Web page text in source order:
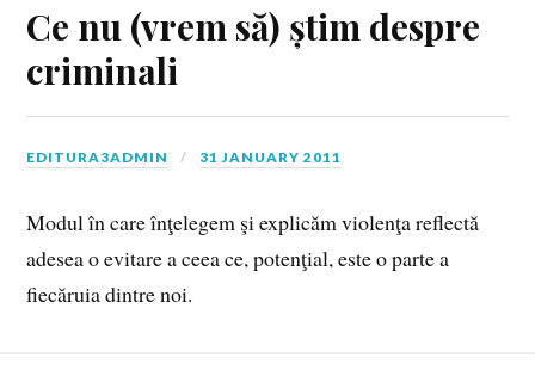
Ce nu (vrem să) știm despre
criminali
EDITURA3ADMIN 31 JANUARY 2011
Modul în care înţelegem şi explicăm violenţa reflectă
adesea o evitare a ceea ce, potenţial, este o parte a
fiecăruia dintre noi.